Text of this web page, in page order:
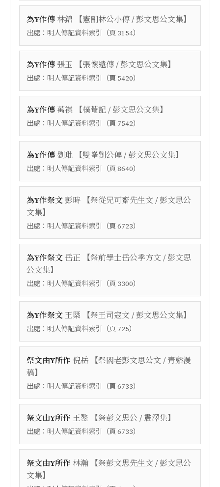
為Y作傳 林錦 【憲副林公小傳 / 彭文思公文集】
出處： 明人傳記資料索引 （頁 3154）
為Y作傳 張玉 【張懷遠傳 / 彭文思公文集】
出處： 明人傳記資料索引 （頁 5420）
為Y作傳萬祺 【樸菴記 / 彭文思公文集】
出處： 明人傳記資料索引 （頁 7542）
為Y作傳 劉玭 【雙峯劉公傳 / 彭文思公文集】
出處： 明人傳記資料索引 （頁 8640）
為Y作祭文彭時 【祭從兄可齋先生文 / 彭文思公
文集】
出處： 明人傳記資料索引 （頁 6723）
為Y作祭文 岳正 【祭前學士岳公季方文 / 彭文思
公文集】
出處： 明人傳記資料索引 （頁 3300）
為Y作祭文 王槩 【祭王司寇文 / 彭文思公文集】
出處： 明人傳記資料索引 （頁 725）
祭文由Y所作 倪岳 【祭閣老彭文思公文 / 青谿漫
稿】
出處： 明人傳記資料索引 （頁 6733）
祭文由Y所作 王鏊 【祭彭文思公 / 震澤集】
出處： 明人傳記資料索引 （頁 6733）
祭文由Y所作 林瀚 【祭彭文思先生文 / 彭文思公
文集】